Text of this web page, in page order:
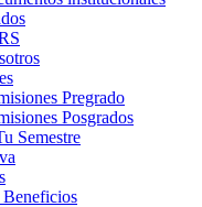
Pregrado
Posgrados
Semestre